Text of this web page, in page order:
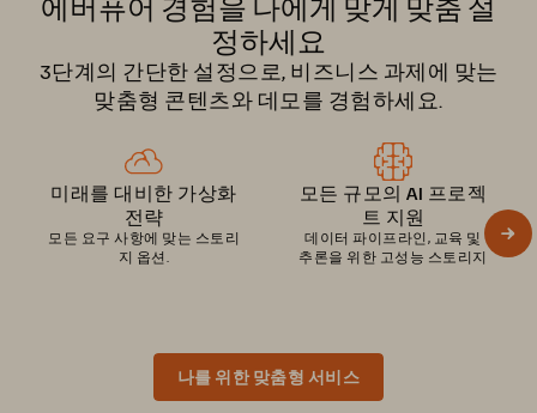
정하세요
3단계의 간단한 설정으로, 비즈니스 과제에 맞는
맞춤형 콘텐츠와 데모를 경험하세요.
미래를 대비한 가상화
전략
모든 요구 사항에 맞는 스토리
지 옵션.
모든 규모의 AI 프로젝
트 지원
데이터 파이프라인, 교육 및
추론을 위한 고성능 스토리지
나를 위한 맞춤형 서비스